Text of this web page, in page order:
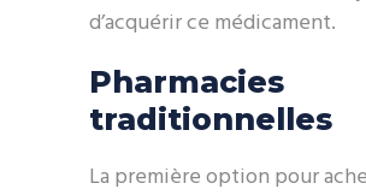
d’acquérir ce médicament.
Pharmacies
traditionnelles
La première option pour